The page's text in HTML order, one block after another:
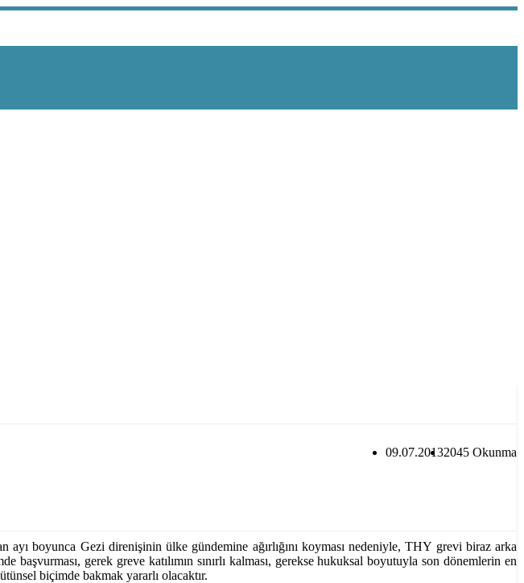
2045 Okunma
09.07.2013
boyunca Gezi direnişinin ülke gündemine ağırlığını koyması nedeniyle, THY grevi biraz arka
gerek greve katılımın sınırlı kalması, gerekse hukuksal boyutuyla son dönemlerin en
biçimde bakmak yararlı olacaktır.